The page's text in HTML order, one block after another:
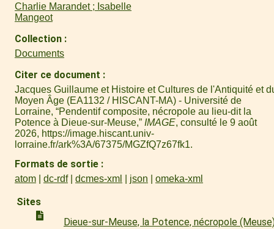
Charlie Marandet ; Isabelle
Mangeot
Collection
Documents
Citer ce document
Jacques Guillaume et Histoire et Cultures de l'Antiquité et
Moyen Âge (EA1132 / HISCANT-MA) - Université de
Lorraine, “Pendentif composite, nécropole au lieu-dit la
Potence à Dieue-sur-Meuse,” IMAGE, consulté le 9 août
2026, https://image.hiscant.univ-
lorraine.fr/ark%3A/67375/MGZfQ7z67fk1.
Formats de sortie
atom dc-rdf dcmes-xml json omeka-xml
Sites
Dieue-sur-Meuse, la Potence, nécropole